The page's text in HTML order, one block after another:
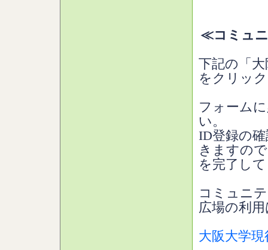
≪コミュ
下記の「
をクリッ
フォーム
い。
ID登録の
きますの
を完了し
コミュニ
広場の利
大阪大学